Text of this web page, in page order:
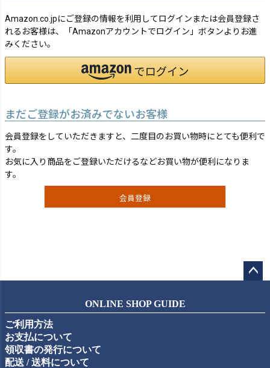
Amazon.co.jpにご登録の情報を利用してログインまたは会員登録さ
れるお客様は、「Amazonアカウントでログイン」ボタンよりお進
みください。
まだご登録がお済みでないお客様
会員登録をしていただきますと、二度目のお買い物時にとても便利で
す。
お気に入り商品をご登録いただけるなどお買い物が便利になりま
す。
会員登録
ップ
ONLINE SHOP GUIDE
ご利用方法
お支払について
領収書の発行について
配送 / 送料について